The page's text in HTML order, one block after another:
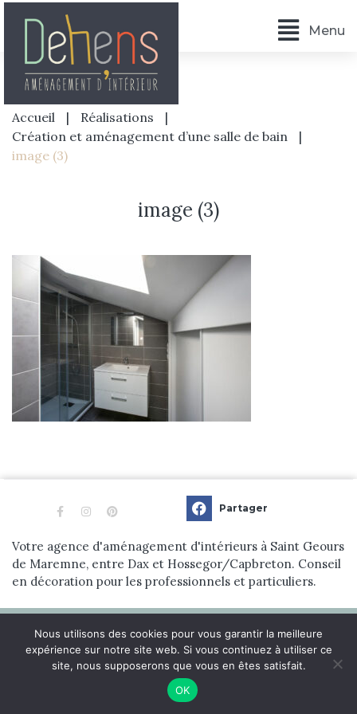
Menu
Accueil
L’agence
Prestations
Réalisations
Blog
Accueil | Réalisations
|
Création et aménagement d’une salle de bain
|
image (3)
image (3)
Votre agence d'aménagement d'intérieurs à Saint Geours
de Maremne, entre Dax et Hossegor/Capbreton. Conseil
en décoration pour les professionnels et particuliers.
Partager
RéalisationNouveausoft.com
L’agence Contact Politique de confidentialité Mentions légales
Nous utilisons des cookies pour vous garantir la meilleure
expérience sur notre site web. Si vous continuez à utiliser ce
site, nous supposerons que vous en êtes satisfait.
OK